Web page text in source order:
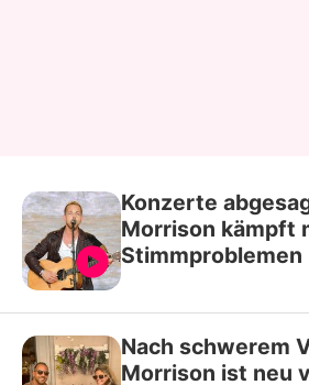
Konzerte
Morrison kämpft
Stimmproblemen
Nach schwerem
Morrison ist neu